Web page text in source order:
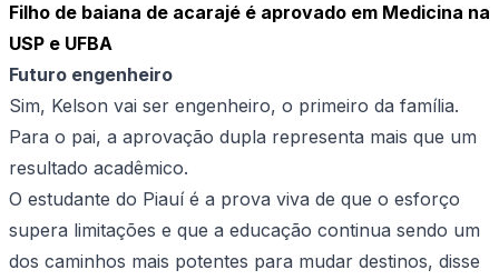
Filho de baiana de acarajé é aprovado em Medicina na
USP e UFBA
Futuro engenheiro
Sim, Kelson vai ser engenheiro, o primeiro da família.
Para o pai, a aprovação dupla representa mais que um
resultado acadêmico.
O estudante do Piauí é a prova viva de que o esforço
supera limitações e que a educação continua sendo um
dos caminhos mais potentes para mudar destinos, disse